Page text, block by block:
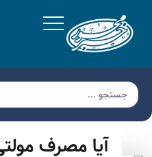
آیا مصرف